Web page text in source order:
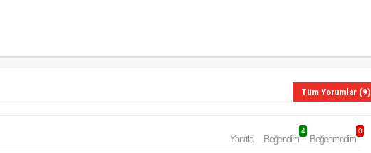
Tüm Yorumlar (9)
Yanıtla Beğendim
4
Beğenmedim
0